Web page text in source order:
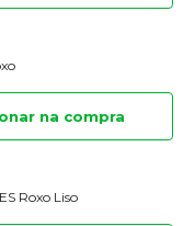
na compra
Roxo Liso